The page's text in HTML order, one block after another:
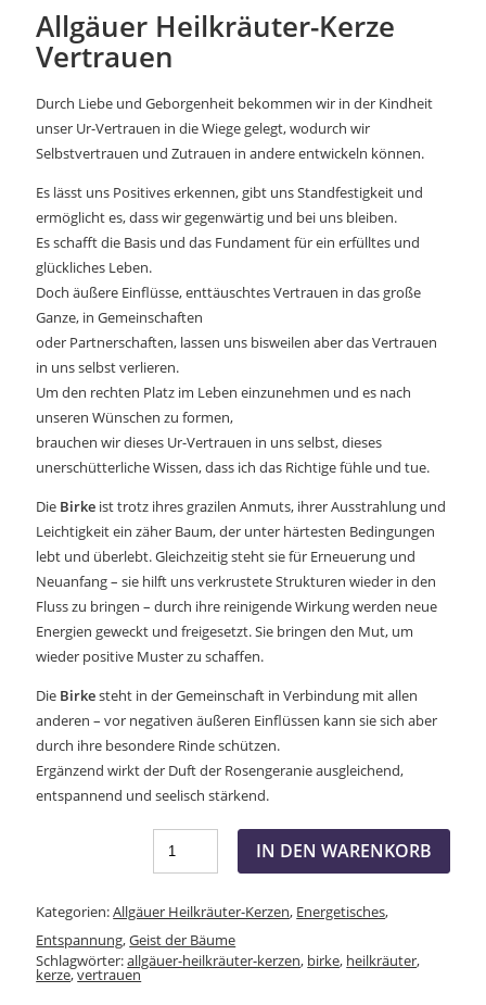
Allgäuer Heilkräuter-Kerze
Vertrauen
Durch Liebe und Geborgenheit bekommen wir in der Kindheit
unser Ur-Vertrauen in die Wiege gelegt, wodurch wir
Selbstvertrauen und Zutrauen in andere entwickeln können.
Es lässt uns Positives erkennen, gibt uns Standfestigkeit und
ermöglicht es, dass wir gegenwärtig und bei uns bleiben.
Es schafft die Basis und das Fundament für ein erfülltes und
glückliches Leben.
Doch äußere Einflüsse, enttäuschtes Vertrauen in das große
Ganze, in Gemeinschaften
oder Partnerschaften, lassen uns bisweilen aber das Vertrauen
in uns selbst verlieren.
Um den rechten Platz im Leben einzunehmen und es nach
unseren Wünschen zu formen,
brauchen wir dieses Ur-Vertrauen in uns selbst, dieses
unerschütterliche Wissen, dass ich das Richtige fühle und tue.
Die Birke ist trotz ihres grazilen Anmuts, ihrer Ausstrahlung und
Leichtigkeit ein zäher Baum, der unter härtesten Bedingungen
lebt und überlebt. Gleichzeitig steht sie für Erneuerung und
Neuanfang – sie hilft uns verkrustete Strukturen wieder in den
Fluss zu bringen – durch ihre reinigende Wirkung werden neue
Energien geweckt und freigesetzt. Sie bringen den Mut, um
wieder positive Muster zu schaffen.
Die Birkesteht in der Gemeinschaft in Verbindung mit allen
anderen – vor negativen äußeren Einflüssen kann sie sich aber
durch ihre besondere Rinde schützen.
Ergänzend wirkt der Duft der Rosengeranie ausgleichend,
entspannend und seelisch stärkend.
IN DEN WARENKORB
Kategorien:Allgäuer Heilkräuter-Kerzen, Energetisches,
Entspannung,Geist der Bäume
Schlagwörter:allgäuer-heilkräuter-kerzen, birke, heilkräuter,
kerze,vertrauen